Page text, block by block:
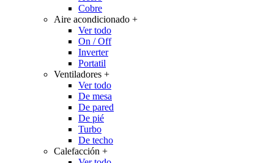
Cobre
Aire acondicionado +
Ver todo
On / Off
Inverter
Portatil
Ventiladores +
Ver todo
De mesa
De pared
De pié
Turbo
De techo
Calefacción +